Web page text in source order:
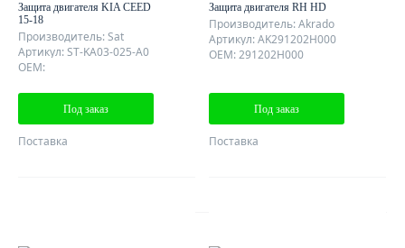
Защита двигателя KIA CEED
15-18
Производитель: Sat
Артикул: ST-KA03-025-A0
OEM:
Под заказ
Поставка
Защита двигателя RH HD
Производитель: Akrado
Артикул: AK291202H000
OEM: 291202H000
Под заказ
Поставка